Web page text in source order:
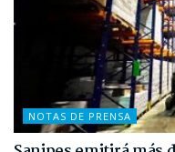
NOTAS DE PRENSA